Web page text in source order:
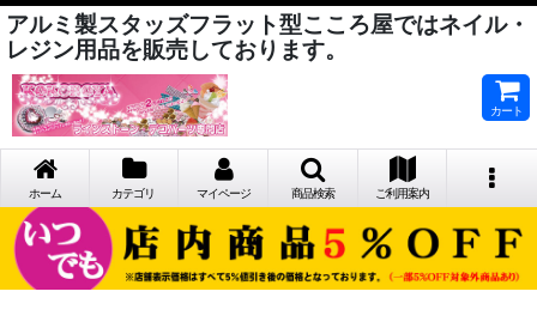
アルミ製スタッズフラット型こころ屋ではネイル・
レジン用品を販売しております。
カート
ホーム カテゴリ マイページ 商品検索 ご利用案内